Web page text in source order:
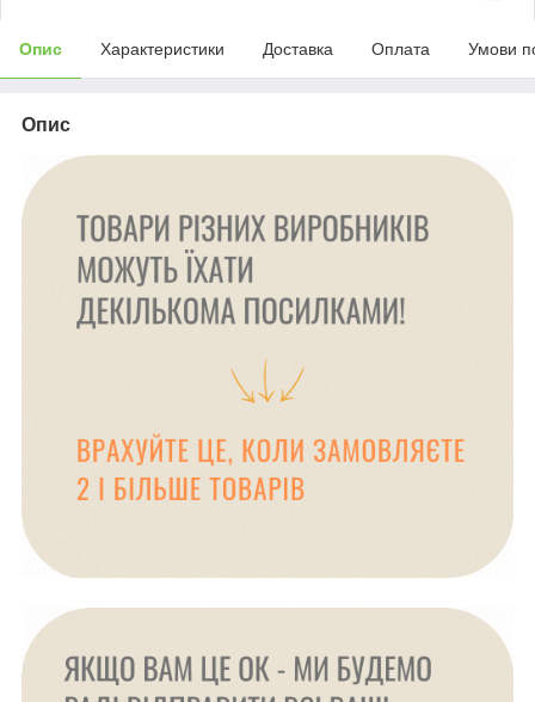
Опис Характеристики Доставка Оплата Умови
Опис